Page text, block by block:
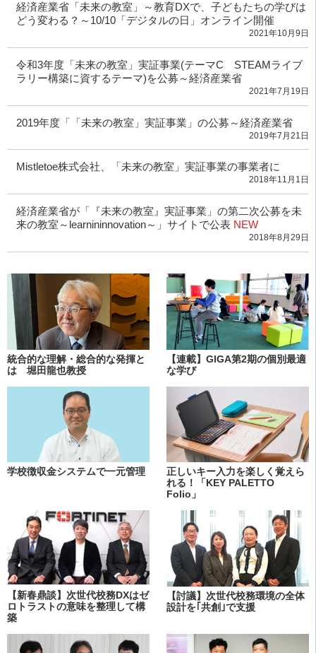
経済産業省「未来の教室」～教育DXで、子どもたちの学びは
どう変わる？～10/10「デジタルの日」オンライン開催
2021年10月9日
令和3年度「未来の教室」実証事業(テーマC STEAMライブ
ラリー構築に資するテーマ)を公募～経済産業省
2021年7月19日
2019年度「「未来の教室」実証事業」の公募～経済産業省
2019年7月21日
Mistletoe株式会社、「未来の教室」実証事業の事業者に
2018年11月1日
経済産業省が「『未来の教室』実証事業」の第二次公募を未
来の教室～learnininnovation～」サイトで公表 NEW
2018年8月29日
統合的な理解・総合的な発揮と
は 堀田龍也教授
【連載】GIGA第2期の個別最適
な学び
学校徴収金システムで一元管理
正しいキー入力を楽しく覚えら
れる！「KEY PALETTO
Folio」
【新春鼎談】次世代校務DXはゼ
ロトラストの意味を整理して構
築
【討議】次世代校務環境の全体
設計を｢共創｣で支援